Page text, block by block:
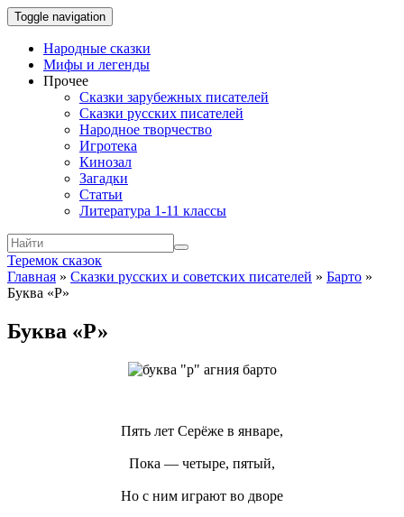
Toggle navigation
Народные сказки
Мифы и легенды
Прочее
Сказки зарубежных писателей
Сказки русских писателей
Народное творчество
Игротека
Кинозал
Загадки
Статьи
Литература 1-11 классы
Теремок сказок
Главная » Сказки русских и советских писателей » Барто »
Буква «Р»
Буква «Р»
Пять лет Серёже в январе,
Пока — четыре, пятый,
Но с ним играют во дворе